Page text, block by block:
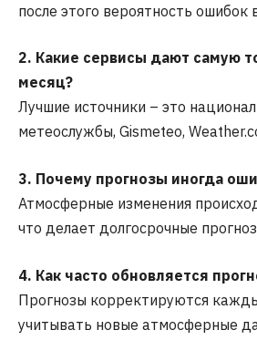
после этого вероятность ошибок
2. Какие сервисы дают самую
месяц?
Лучшие источники – это
метеослужбы, Gismeteo,
3. Почему прогнозы иногда
Атмосферные изменения
что делает долгосрочные
4. Как часто обновляется
Прогнозы корректируются
учитывать новые атмосферные